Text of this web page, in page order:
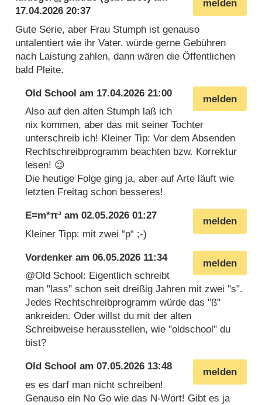
melden
17.04.2026 20:37
Gute Serie, aber Frau Stumph ist genauso
untalentiert wie ihr Vater. würde gerne Gebühren
nach Laistung zahlen, dann wären die Öffentlichen
bald Pleite.
melden
Old School am 17.04.2026 21:00
Also auf den alten Stumph laß ich
nix kommen, aber das mit seiner Tochter
unterschreib ich! Kleiner Tip: Vor dem Absenden
Rechtschreibprogramm beachten bzw. Korrektur
lesen! 😉
Die heutige Folge ging ja, aber auf Arte läuft wie
letzten Freitag schon besseres!
melden
E=m*π³ am02.05.2026 01:27
Kleiner Tipp: mit zwei “p“ ;-)
melden
Vordenker am06.05.2026 11:34
@Old School: Eigentlich schreibt
man "lass" schon seit dreißig Jahren mit zwei "s".
Jedes Rechtschreibprogramm würde das "ß"
ankreiden. Oder willst du mit der alten
Schreibweise herausstellen, wie "oldschool" du
bist?
melden
Old School am07.05.2026 13:48
es es darf man nicht schreiben!
Genauso ein No Go wie das N-Wort! Gibt es ja